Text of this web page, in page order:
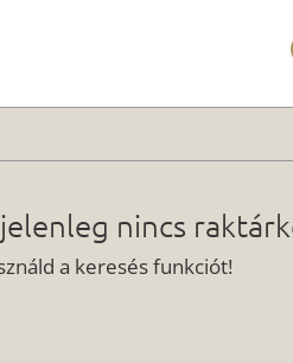
nincs
a keresés funkciót!